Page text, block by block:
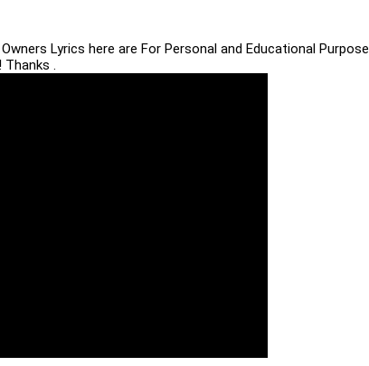
Lyrics here are For Personal and Educational Purpose
Thanks .